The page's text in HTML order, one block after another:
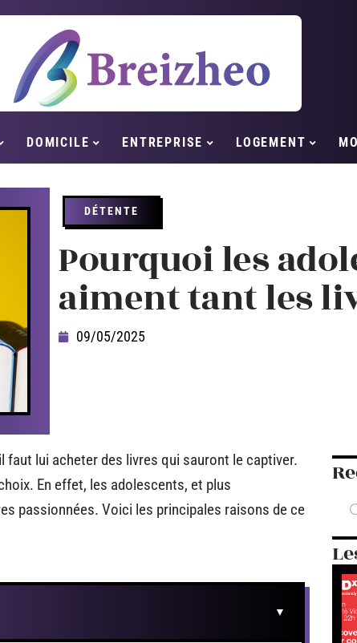
DOMICILE ENTREPRISE LOGEMENT
DÉTENTE
Pourquoi les
aiment tant les
09/05/2025
lui acheter des livres qui sauront le captiver.
En effet, les adolescents, et plus
passionnées. Voici les principales raisons de ce